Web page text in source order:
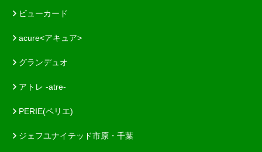
ビューカード
acure<アキュア>
グランデュオ
アトレ -atre-
PERIE(ペリエ)
ジェフユナイテッド市原・千葉